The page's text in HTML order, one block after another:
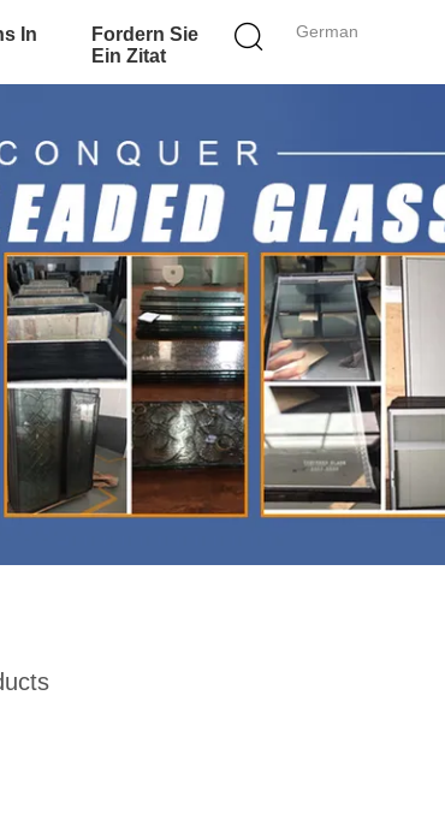
German
In
Fordern Sie
Ein Zitat